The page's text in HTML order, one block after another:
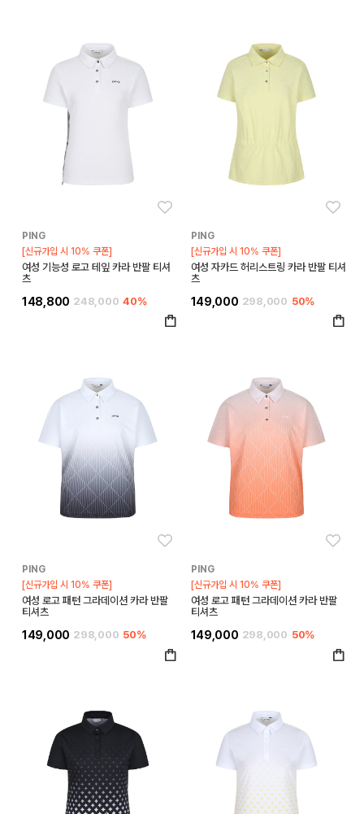
PING
[신규가입 시 10% 쿠폰]
여성 기능성 로고 테잎 카라 반팔 티셔
츠
148,800 248,000 40%
PING
[신규가입 시 10% 쿠폰]
여성 자카드 허리스트링 카라 반팔 티셔
츠
149,000 298,000 50%
PING
[신규가입 시 10% 쿠폰]
여성 로고 패턴 그라데이션 카라 반팔
티셔츠
149,000 298,000 50%
PING
[신규가입 시 10% 쿠폰]
여성 로고 패턴 그라데이션 카라 반팔
티셔츠
149,000 298,000 50%